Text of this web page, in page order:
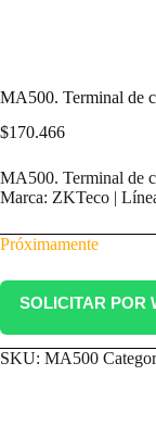
MA500. Terminal de
$170.466
MA500. Terminal de
Marca: ZKTeco |
Próximamente
SOLICITAR POR
SKU: MA500